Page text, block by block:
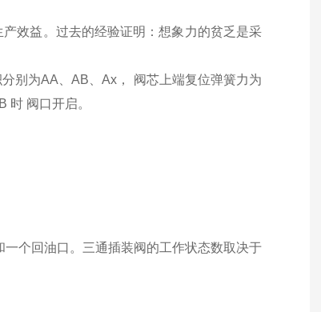
效益。过去的经验证明：想象力的贫乏是采
别为AA、AB、Ax， 阀芯上端复位弹簧力为
时 阀口开启。
个回油口。三通插装阀的工作状态数取决于